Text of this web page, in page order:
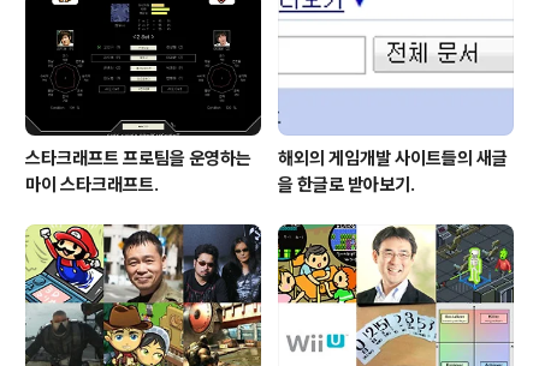
스타크래프트 프로팀을 운영하는
마이 스타크래프트.
해외의 게임개발 사이트들의 새글
을 한글로 받아보기.